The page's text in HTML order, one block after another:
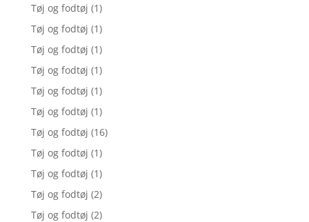
Tøj og fodtøj (1)
Tøj og fodtøj (1)
Tøj og fodtøj (1)
Tøj og fodtøj (1)
Tøj og fodtøj (1)
Tøj og fodtøj (1)
Tøj og fodtøj (16)
Tøj og fodtøj (1)
Tøj og fodtøj (1)
Tøj og fodtøj (2)
Tøj og fodtøj (2)